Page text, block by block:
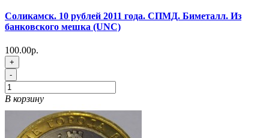
Соликамск. 10 рублей 2011 года. СПМД. Биметалл. Из
банковского мешка (UNC)
100.00р.
+
-
В корзину